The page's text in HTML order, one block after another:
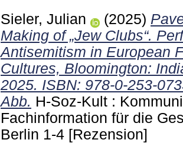
Sieler, Julian
(2025)
Making of „Jew Clubs“.
Antisemitism in European
Cultures, Bloomington:
2025. ISBN: 978-0-253-
Abb. H-Soz-Kult :
Fachinformation für die
Berlin 1-4 [Rezension]